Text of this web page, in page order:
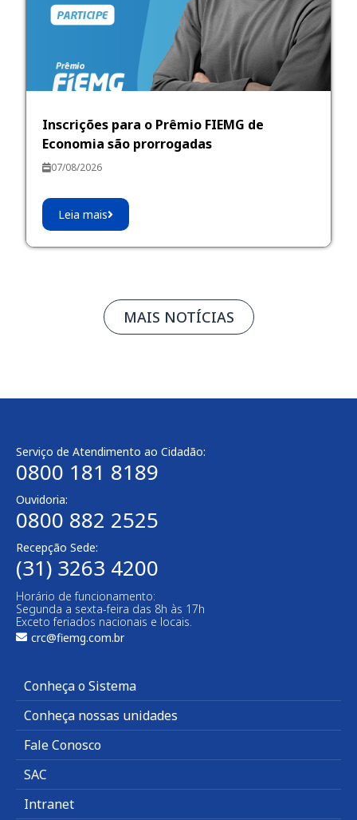
Inscrições para o Prêmio FIEMG de
Economia são prorrogadas
07/08/2026
Leia mais
MAIS NOTÍCIAS
Serviço de Atendimento ao Cidadão:
0800 181 8189
Ouvidoria:
0800 882 2525
Recepção Sede:
(31) 3263 4200
Horário de funcionamento:
Segunda a sexta-feira das 8h às 17h
Exceto feriados nacionais e locais.
crc@fiemg.com.br
Conheça o Sistema
Conheça nossas unidades
Fale Conosco
SAC
Intranet